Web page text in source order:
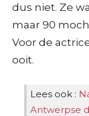
dus niet. Ze
maar 90
Voor de
ooit.
Lees ook :
Antwerpse